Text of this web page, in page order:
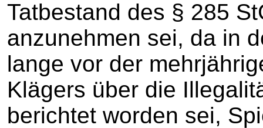
Tatbestand des § 285
anzunehmen sei, da in
lange vor der
Klägers über die
berichtet worden sei,